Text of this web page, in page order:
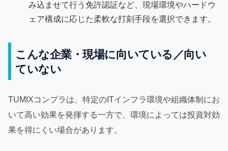
み込ませて行う免許認証など、現場環境やハードウ
ェア構成に応じた柔軟な打刻手段を選択できます。
こんな企業・現場に向いている／向い
ていない
TUMIXコンプラは、特定のITインフラ環境や組織体制にお
いて高い効果を発揮する一方で、環境によっては投資対効
果を得にくい場合があります。